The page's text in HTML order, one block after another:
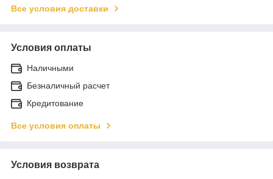
Все условия доставки
Условия оплаты
Наличными
Безналичный расчет
Кредитование
Все условия оплаты
Условия возврата